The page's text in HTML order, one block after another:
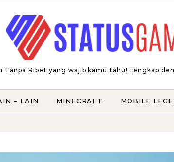
Ribet yang wajib kamu tahu! Lengkap
– LAIN MINECRAFT MOBILE